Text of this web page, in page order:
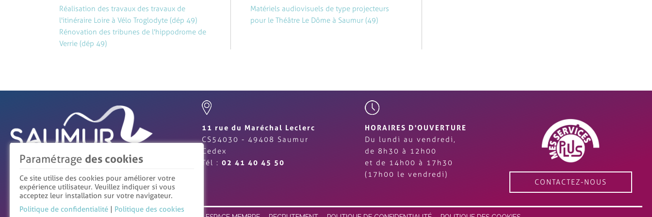
Accéder au Bulletin Officiel des Annonces de Marchés Publics (BOAMP)
Réalisation des travaux des travaux de
l'itinéraire Loire à Vélo Troglodyte (dép 49)
Rénovation des tribunes de l'hippodrome de
Verrie (dép 49)
Matériels audiovisuels de type projecteurs
pour le Théâtre Le Dôme à Saumur (49)
Paramétrage des cookies
Ce site utilise des cookies pour améliorer votre
expérience utilisateur. Veuillez indiquer si vous
acceptez leur installation sur votre navigateur.
Politique de confidentialité | Politique des cookies
11 rue du Maréchal Leclerc
CS54030 - 49408 Saumur
Cedex
Tél : 02 41 40 45 50
HORAIRES D'OUVERTURE
Du lundi au vendredi,
de 8h30 à 12h00
et de 14h00 à 17h30
(17h00 le vendredi)
CONTACTEZ-NOUS